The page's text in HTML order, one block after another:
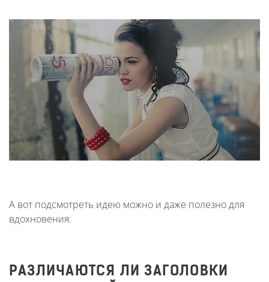
А вот подсмотреть идею можно и даже полезно для
вдохновения.
РАЗЛИЧАЮТСЯ ЛИ ЗАГОЛОВКИ